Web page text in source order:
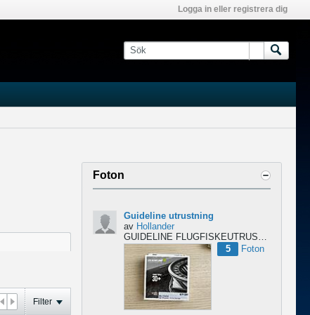
Logga in eller registrera dig
Filter
Foton
Guideline utrustning
av Hollander
GUIDELINE FLUGFISKEUTRUSTNING – NYTT & OÖPPNAT
5
Foton